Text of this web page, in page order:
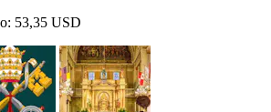
53,35 USD